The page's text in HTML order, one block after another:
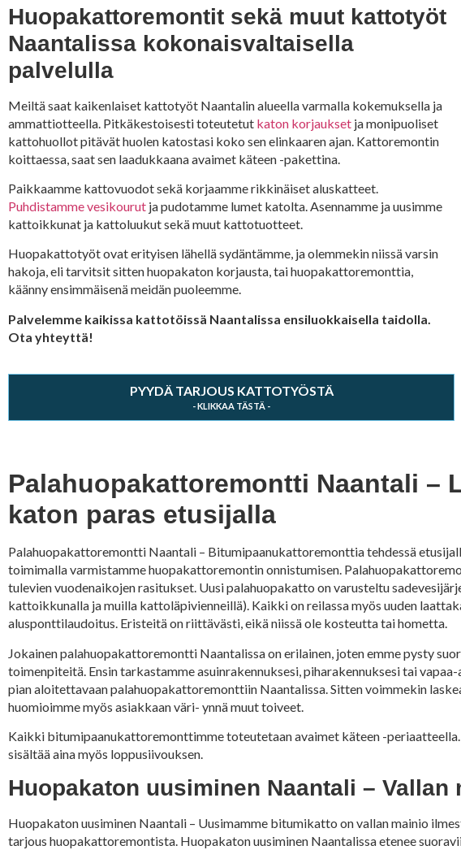
Huopakattoremontit sekä muut kattotyöt
Naantalissa kokonaisvaltaisella
palvelulla
Meiltä saat kaikenlaiset kattotyöt Naantalin alueella varmalla kokemuksella ja
ammattiotteella. Pitkäkestoisesti toteutetut katon korjaukset ja monipuoliset
kattohuollot pitävät huolen katostasi koko sen elinkaaren ajan. Kattoremontin
koittaessa, saat sen laadukkaana avaimet käteen -pakettina.
Paikkaamme kattovuodot sekä korjaamme rikkinäiset aluskatteet.
Puhdistamme vesikourut ja pudotamme lumet katolta. Asennamme ja uusimme
kattoikkunat ja kattoluukut sekä muut kattotuotteet.
Huopakattotyöt ovat erityisen lähellä sydäntämme, ja olemmekin niissä varsin
hakoja, eli tarvitsit sitten huopakaton korjausta, tai huopakattoremonttia,
käänny ensimmäisenä meidän puoleemme.
Palvelemme kaikissa kattotöissä Naantalissa ensiluokkaisella taidolla.
Ota yhteyttä!
PYYDÄ TARJOUS KATTOTYÖSTÄ
Palahuopakattoremontti Naantali –
katon paras etusijalla
Palahuopakattoremontti Naantali – Bitumipaanukattoremonttia tehdessä
toimimalla varmistamme huopakattoremontin onnistumisen.
tulevien vuodenaikojen rasitukset. Uusi palahuopakatto on varusteltu
kattoikkunalla ja muilla kattoläpivienneillä). Kaikki on reilassa myös uuden
alusponttilaudoitus. Eristeitä on riittävästi, eikä niissä ole kosteutta tai hometta.
Jokainen palahuopakattoremontti Naantalissa on erilainen, joten emme pysty
toimenpiteitä. Ensin tarkastamme asuinrakennuksesi, piharakennuksesi tai
pian aloitettavaan palahuopakattoremonttiin Naantalissa. Sitten voimmekin
huomioimme myös asiakkaan väri- ynnä muut toiveet.
Kaikki bitumipaanukattoremonttimme toteutetaan avaimet käteen -
sisältää aina myös loppusiivouksen.
Huopakaton uusiminen Naantali –
Huopakaton uusiminen Naantali – Uusimamme bitumikatto on vallan mainio
tarjous huopakattoremontista. Huopakaton uusiminen Naantalissa etenee